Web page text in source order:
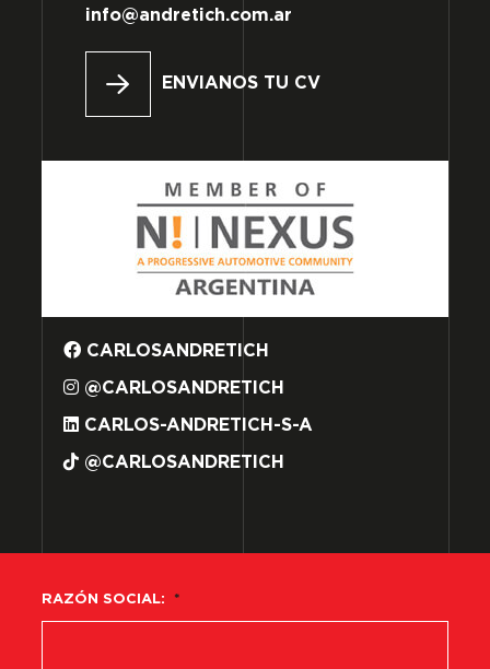
info@andretich.com.ar
ENVIANOS TU CV
CARLOSANDRETICH
@CARLOSANDRETICH
CARLOS-ANDRETICH-S-A
@CARLOSANDRETICH
RAZÓN SOCIAL: *